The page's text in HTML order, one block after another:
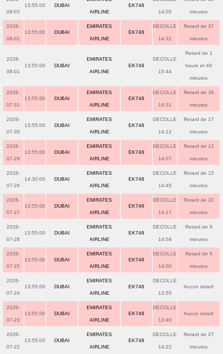
08-03
13:55:00 DUBAI
AIRLINE
EK748
14:05 minutes
2026-
08-02
13:55:00 DUBAI
EMIRATES
AIRLINE
EK748
DECOLLE
14:32
Retard de 37
minutes
2026-
08-01
13:55:00 DUBAI
EMIRATES
AIRLINE
EK748
DECOLLE
15:44
Retard de 1
heure et 49
minutes
2026-
07-31
13:55:00 DUBAI
EMIRATES
AIRLINE
EK748
DECOLLE
14:31
Retard de 36
minutes
2026-
07-30
13:55:00 DUBAI
EMIRATES
AIRLINE
EK748
DECOLLE
14:12
Retard de 17
minutes
2026-
07-29
13:55:00 DUBAI
EMIRATES
AIRLINE
EK748
DECOLLE
14:07
Retard de 12
minutes
2026-
07-28
14:30:00 DUBAI
EMIRATES
AIRLINE
EK748
DECOLLE
14:45
Retard de 15
minutes
2026-
07-27
13:55:00 DUBAI
EMIRATES
AIRLINE
EK748
DECOLLE
14:17
Retard de 22
minutes
2026-
07-26
13:55:00 DUBAI
EMIRATES
AIRLINE
EK748
DECOLLE
14:04
Retard de 9
minutes
2026-
07-25
13:55:00 DUBAI
EMIRATES
AIRLINE
EK748
DECOLLE
14:00
Retard de 5
minutes
2026-
07-24
13:55:00 DUBAI
EMIRATES
AIRLINE
EK748
DECOLLE
13:55
Aucun retard
2026-
07-23
13:55:00 DUBAI
EMIRATES
AIRLINE
EK748
DECOLLE
13:40
Aucun retard
2026-
07-22
13:55:00 DUBAI
EMIRATES
AIRLINE
EK748
DECOLLE
14:22
Retard de 27
minutes